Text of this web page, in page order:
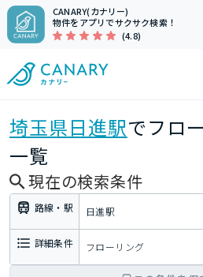
CANARY(カナリー)
物件をアプリでサクサク検索！
(4.8)
埼玉県日進駅でフロ
一覧
現在の検索条件
路線・駅 日進駅
詳細条件 フローリング